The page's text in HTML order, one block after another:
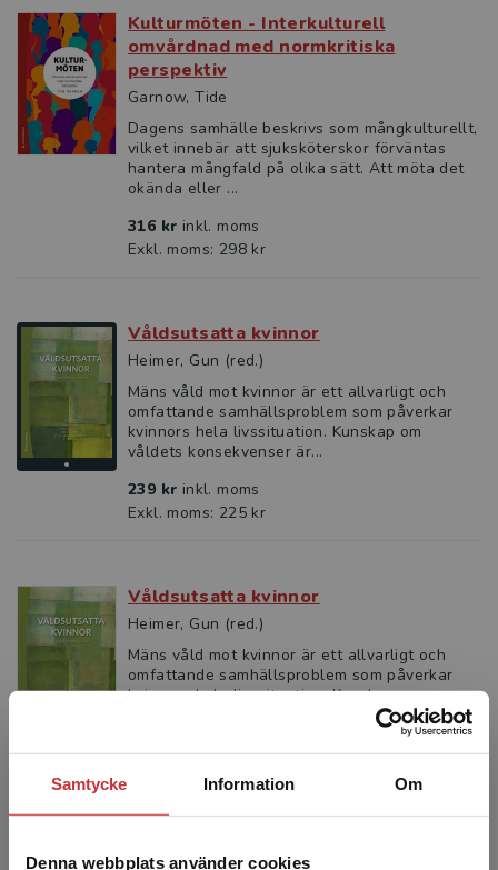
Samtycke Information Om
Denna webbplats använder cookies
Kulturmöten - Interkulturell
omvårdnad med normkritiska
perspektiv
Garnow, Tide
Dagens samhälle beskrivs som mångkulturellt,
vilket innebär att sjuksköterskor förväntas
hantera mångfald på olika sätt. Att möta det
okända eller ...
316 kr inkl. moms
Exkl. moms: 298 kr
Våldsutsatta kvinnor
Heimer, Gun (red.)
Mäns våld mot kvinnor är ett allvarligt och
omfattande samhällsproblem som påverkar
kvinnors hela livssituation. Kunskap om
våldets konsekvenser är...
239 kr inkl. moms
Exkl. moms: 225 kr
Våldsutsatta kvinnor
Heimer, Gun (red.)
Mäns våld mot kvinnor är ett allvarligt och
omfattande samhällsproblem som påverkar
kvinnors hela livssituation. Kunskap om
385 krinkl. moms
Exkl. moms: 363 kr
Ungdomar, sexualitet och relationer